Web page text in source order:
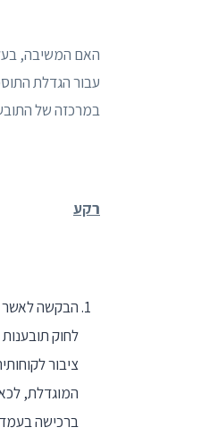
האם המשיבה,
עבור הגדלת
במרכזה של
רקע
הבקשה לאשר
לחוק תובענות
ציבור
המוגדלת,
ברכישה